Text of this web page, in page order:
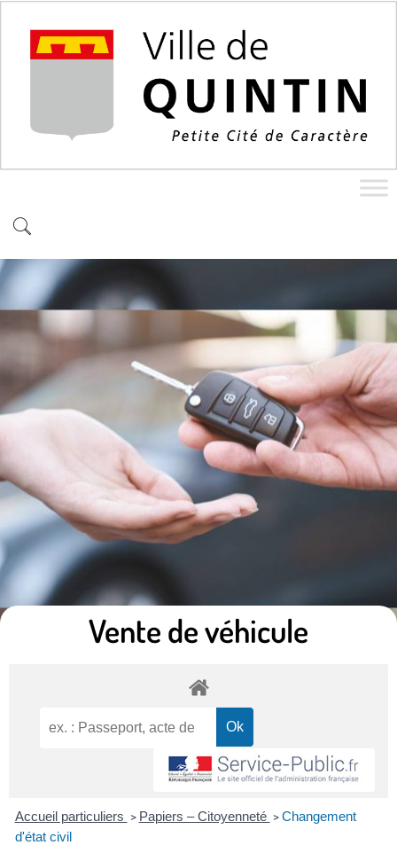
Vente de véhicule
Accueil particuliers > Papiers – Citoyenneté > Changement
d'état civil